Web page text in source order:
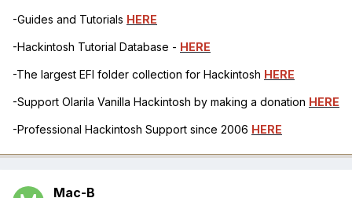
-Guides and Tutorials HERE
-Hackintosh Tutorial Database - HERE
-The largest EFI folder collection for Hackintosh HERE
-Support Olarila Vanilla Hackintosh by making a donation HERE
-Professional Hackintosh Support since 2006 HERE
Mac-B